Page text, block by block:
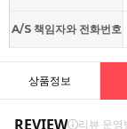
A/S 책임자와 전화번호
상품정보